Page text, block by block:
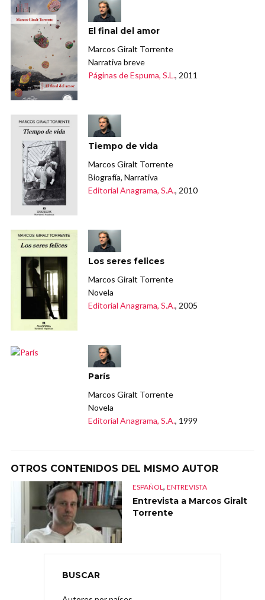
El final del amor
Marcos Giralt Torrente
Narrativa breve
Páginas de Espuma, S.L., 2011
Tiempo de vida
Marcos Giralt Torrente
Biografía, Narrativa
Editorial Anagrama, S.A., 2010
Los seres felices
Marcos Giralt Torrente
Novela
Editorial Anagrama, S.A., 2005
París
Marcos Giralt Torrente
Novela
Editorial Anagrama, S.A., 1999
OTROS CONTENIDOS DEL MISMO AUTOR
ESPAÑOL, ENTREVISTA
Entrevista a Marcos Giralt
Torrente
BUSCAR